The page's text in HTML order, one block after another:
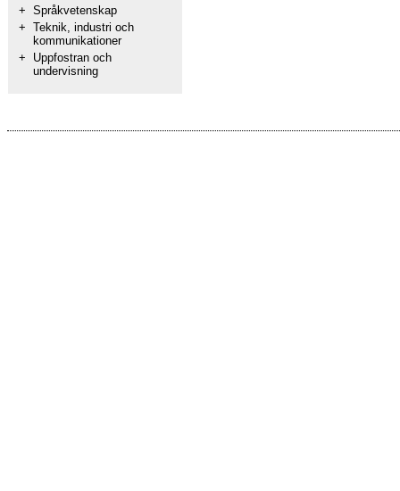
+ Språkvetenskap
+ Teknik, industri och
kommunikationer
+
Uppfostran och
undervisning